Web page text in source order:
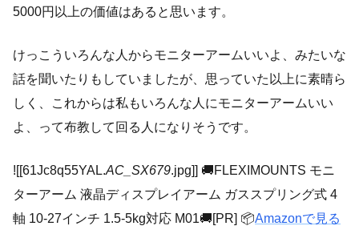
5000円以上の価値はあると思います。
けっこういろんな人からモニターアームいいよ、みたいな
話を聞いたりもしていましたが、思っていた以上に素晴ら
しく、これからは私もいろんな人にモニターアームいい
よ、って布教して回る人になりそうです。
![[61Jc8q55YAL.AC_SX679.jpg]] 🚚FLEXIMOUNTS モニ
ターアーム 液晶ディスプレイアーム ガススプリング式 4
軸 10-27インチ 1.5-5kg対応 M01🚚[PR] 📦Amazonで見る